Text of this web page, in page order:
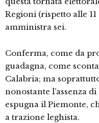
Regioni (rispetto alle
amministra sei.
Conferma, come da
guadagna, come
Calabria; ma
nonostante l’assenza
espugna il Piemonte,
a trazione leghista.